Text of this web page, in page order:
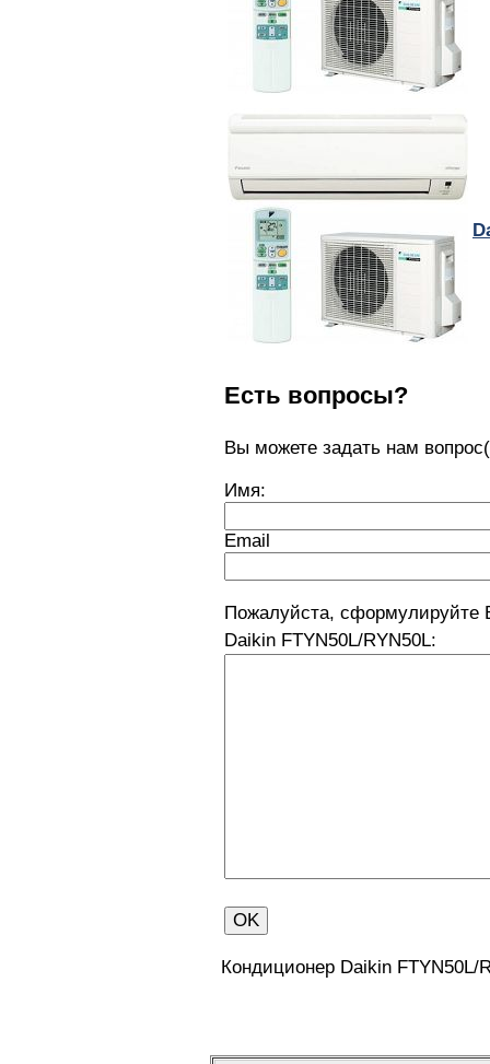
Есть вопросы?
Вы можете задать нам
Имя:
Email
Пожалуйста, сформулируйте
Daikin FTYN50L/RYN50L:
Кондиционер Daikin FTYN50L/